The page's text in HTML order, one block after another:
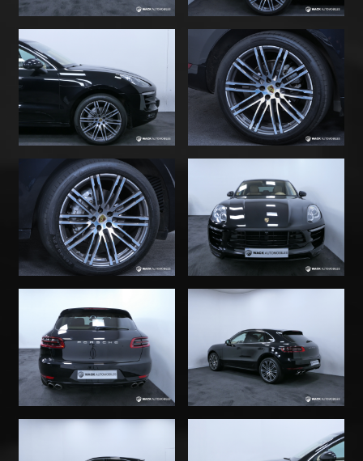
Rétroviseur auto jour/nuit - Capteur de pluie -
arrières surteintées - Pourtour de vitres chromées -
Barres de toit - Alarme - Carnet d'entretien à jour,
dernière révision + Remplacement de la courroie
d'accessoires et les galets + Remplacement des 4
pneus réalisés dans nos ateliers avant la mise en
vente - COÛT TOTAL CARTE GRISE (dpt 67) = 703,76 € -
LIVRAISON À DOMICILE POSSIBLE - FINANCEMENT
POSSIBLE - VISITE VIRTUEL PAR APPEL VISIO
ENVISAGEABLE